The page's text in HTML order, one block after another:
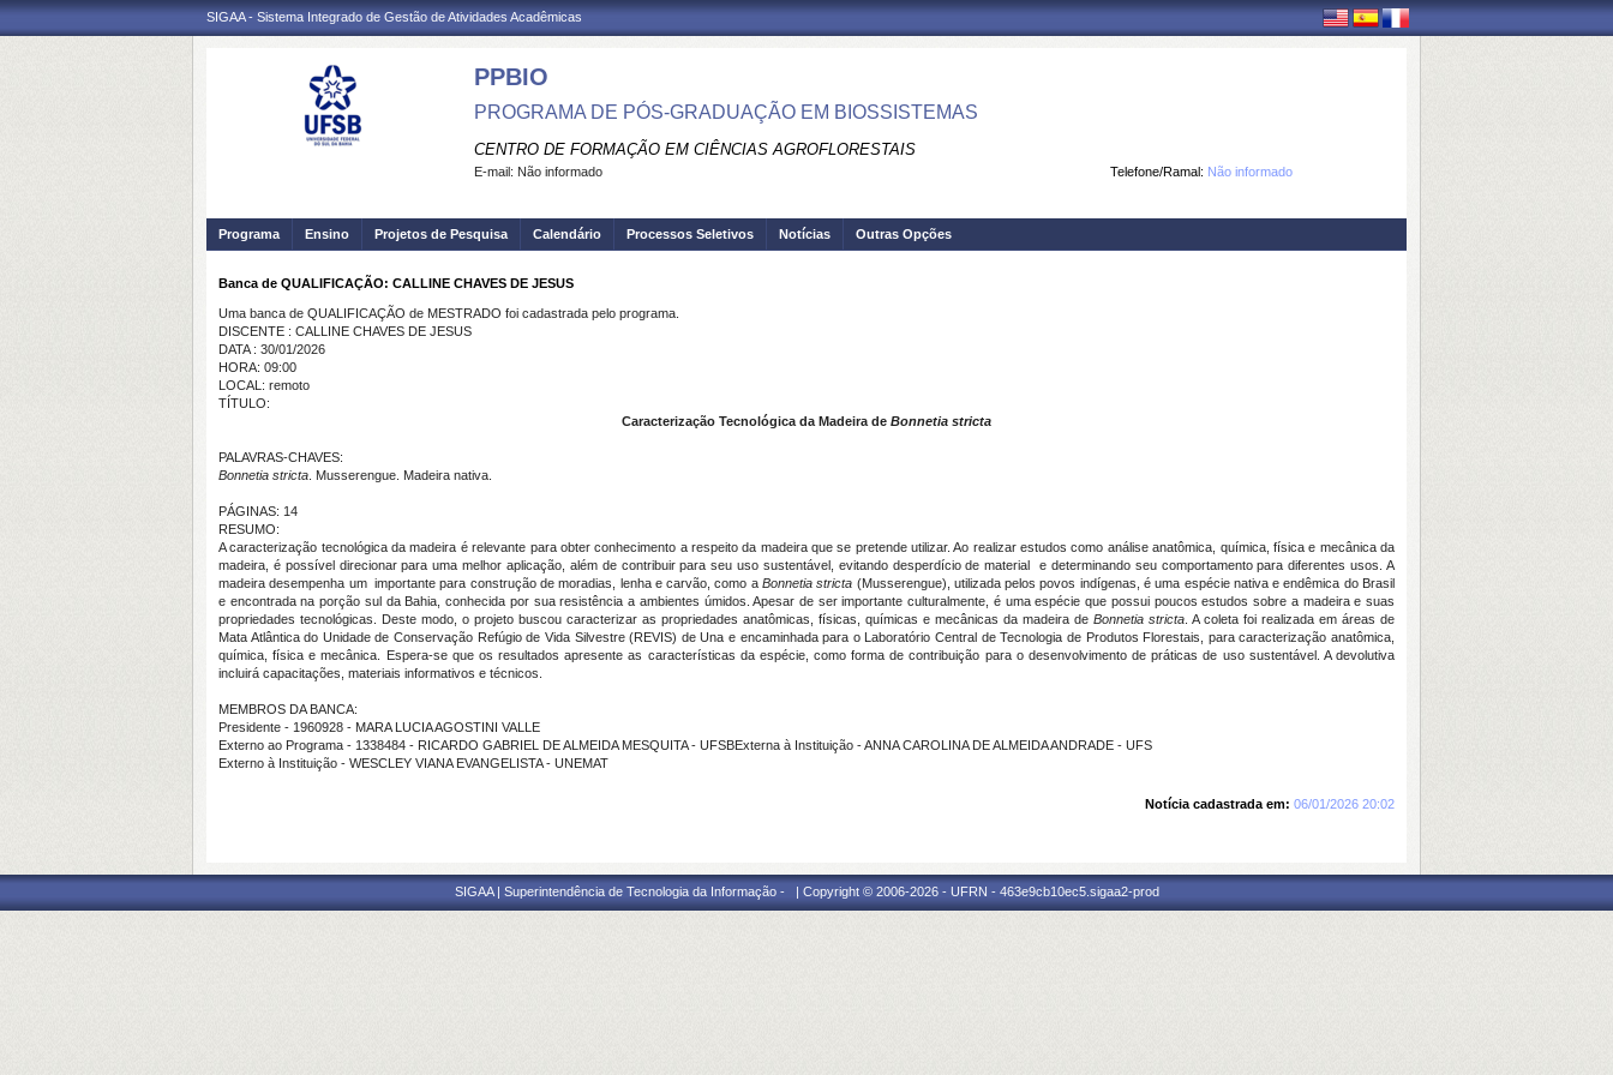
SIGAA - Sistema Integrado de Gestão de Atividades Acadêmicas
PPBIO
PROGRAMA DE PÓS-GRADUAÇÃO EM BIOSSISTEMAS
CENTRO DE FORMAÇÃO EM CIÊNCIAS AGROFLORESTAIS
Telefone/Ramal: Não informado
E-mail: Não informado
Programa Ensino Projetos de Pesquisa Calendário Processos Seletivos Notícias Outras Opções
Banca de QUALIFICAÇÃO: CALLINE CHAVES DE JESUS
Uma banca de QUALIFICAÇÃO de MESTRADO foi cadastrada pelo programa.
DISCENTE : CALLINE CHAVES DE JESUS
DATA : 30/01/2026
HORA: 09:00
LOCAL: remoto
TÍTULO:
Caracterização Tecnológica da Madeira de Bonnetia stricta
PALAVRAS-CHAVES:
Bonnetia stricta . Musserengue. Madeira nativa.
PÁGINAS: 14
RESUMO:
A caracterização tecnológica da madeira é relevante para obter conhecimento a respeito da madeira que se pretende utilizar. Ao realizar estudos como análise anatômica, química, física e mecânica da
madeira, é possível direcionar para uma melhor aplicação, além de contribuir para seu uso sustentável, evitando desperdício de material e determinando seu comportamento para diferentes usos. A
madeira desempenha um importante para construção de moradias, lenha e carvão, como a Bonnetia stricta (Musserengue), utilizada pelos povos indígenas, é uma espécie nativa e endêmica do Brasil
e encontrada na porção sul da Bahia, conhecida por sua resistência a ambientes úmidos. Apesar de ser importante culturalmente, é uma espécie que possui poucos estudos sobre a madeira e suas
propriedades tecnológicas. Deste modo, o projeto buscou caracterizar as propriedades anatômicas, físicas, químicas e mecânicas da madeira de Bonnetia stricta . A coleta foi realizada em áreas de
Mata Atlântica do Unidade de Conservação Refúgio de Vida Silvestre (REVIS) de Una e encaminhada para o Laboratório Central de Tecnologia de Produtos Florestais, para caracterização anatômica,
química, física e mecânica. Espera-se que os resultados apresente as características da espécie, como forma de contribuição para o desenvolvimento de práticas de uso sustentável. A devolutiva
incluirá capacitações, materiais informativos e técnicos.
MEMBROS DA BANCA:
Presidente - 1960928 - MARA LUCIA AGOSTINI VALLE
Externo ao Programa - 1338484 - RICARDO GABRIEL DE ALMEIDA MESQUITA - UFSBExterna à Instituição - ANNA CAROLINA DE ALMEIDA ANDRADE - UFS
Externo à Instituição - WESCLEY VIANA EVANGELISTA - UNEMAT
Notícia cadastrada em: 06/01/2026 20:02
SIGAA | Superintendência de Tecnologia da Informação - | Copyright © 2006-2026 - UFRN - 463e9cb10ec5.sigaa2-prod